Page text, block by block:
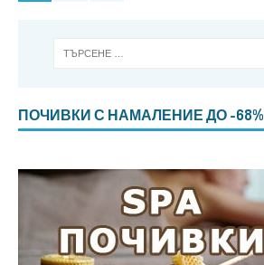
ПОЧИВКИ С НАМАЛЕНИЕ ДО -68%